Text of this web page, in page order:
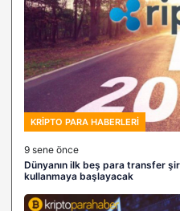
KRIPTO PARA HABERLERI
9 sene önce
Dünyanın ilk beş para transfer
kullanmaya başlayacak